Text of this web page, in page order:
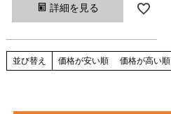
詳細を見る
並び替え 価格が安い順 価格が高い順